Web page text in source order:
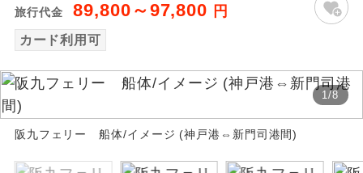
旅行代金 89,800～97,800 円
カード利用可
1/8
阪九フェリー 船体/イメージ (神戸港⇔新門司港間)
世界遺産
絶景 絶景スポットに立ち寄るコースです。
温泉 温泉地にも宿泊するコースです。